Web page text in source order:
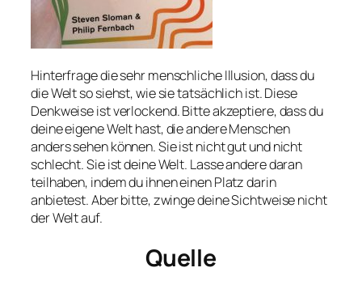
Hinterfrage die sehr menschliche Illusion, dass du
die Welt so siehst, wie sie tatsächlich ist. Diese
Denkweise ist verlockend. Bitte akzeptiere, dass du
deine eigene Welt hast, die andere Menschen
anders sehen können. Sie ist nicht gut und nicht
schlecht. Sie ist deine Welt. Lasse andere daran
teilhaben, indem du ihnen einen Platz darin
anbietest. Aber bitte, zwinge deine Sichtweise nicht
der Welt auf.
Quelle